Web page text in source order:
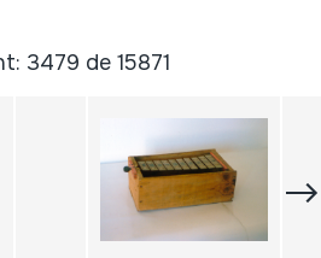
3479 de 15871